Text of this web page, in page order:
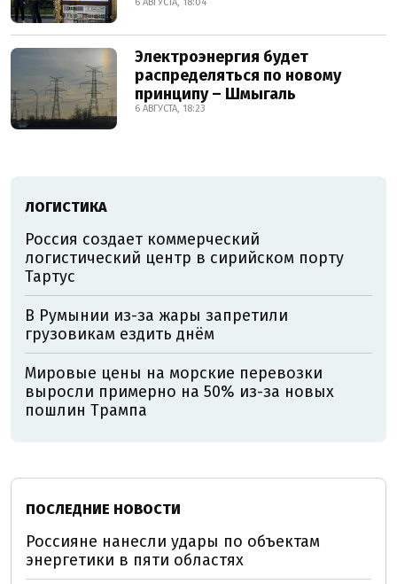
6 АВГУСТА, 18:04
Электроэнергия будет
распределяться по новому
принципу – Шмыгаль
6 АВГУСТА, 18:23
ЛОГИСТИКА
Россия создает коммерческий
логистический центр в сирийском порту
Тартус
В Румынии из-за жары запретили
грузовикам ездить днём
Мировые цены на морские перевозки
выросли примерно на 50% из-за новых
пошлин Трампа
ПОСЛЕДНИЕ НОВОСТИ
Россияне нанесли удары по объектам
энергетики в пяти областях